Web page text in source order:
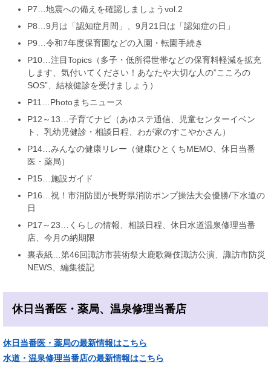
P7…地震への備えを確認しましょうvol.2
P8…9月は「認知症月間」、9月21日は「認知症の日」
P9…令和7年度保育園などの入園・転園手続き
P10…注目Topics（多子・低所得世帯などの保育料軽減を拡充
します、気付いてください！あなたや大切な人の”こころの
SOS”、結核健診を受けましょう）
P11…Photoまちニュース
P12～13…子育てナビ（あゆステ通信、児童センターイベン
ト、乳幼児健診・相談日程、わが家のすこやかさん）
P14…みんなの健康リレー（健康ひとくちMEMO、休日当番
医・薬局）
P15…施設ガイド
P16…祝！市消防団が長野県消防ポンプ操法大会優勝/下水道の
日
P17～23…くらしの情報、相談日程、休日水道温泉修理当番
店、今月の納期限
裏表紙…第46回諏訪市芸術祭大鹿歌舞伎諏訪公演、諏訪市防災
NEWS、編集後記
休日当番医・薬局、温泉修理当番店
休日当番医・薬局の最新情報はこちら
水道・温泉修理当番店の最新情報はこちら